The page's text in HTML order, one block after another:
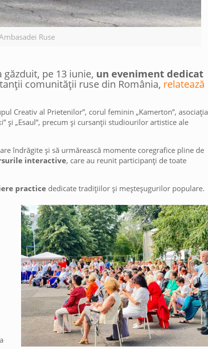
Ruse
găzduit, pe 13 iunie, un eveniment dedicat
comunității ruse din România, relatează
Creativ al Prietenilor”, corul feminin „Kamerton”, asociația
și „Esaul”, precum și cursanții studiourilor artistice ale
îndrăgite și să urmărească momente coregrafice pline de
interactive, care au reunit participanți de toate
practice dedicate tradițiilor și meșteșugurilor populare.